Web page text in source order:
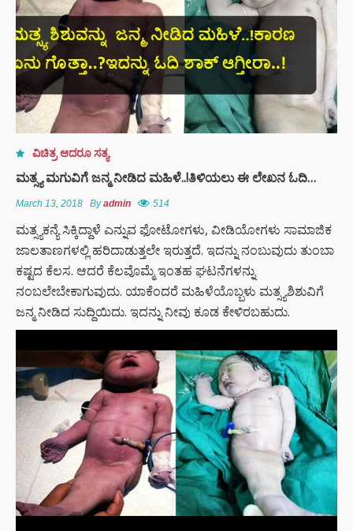
ವಿಚಿತ್ರ ಆದರೂ ಸತ್ಯ
ಮತ್ಸ್ಯ ಮಗುವಿಗೆ ಜನ್ಮ ನೀಡಿದ ಮಹಿಳೆ..!ತಿಳಿಯಲು ಈ ಲೇಖನ ಓದಿ…
March 13, 2018 Byadmin 514
ಮತ್ಸ್ಯಕನ್ಯೆ ಸಿಕ್ಕಿದ್ದಾಳೆ ಎನ್ನುವ ಫೋಟೋಗಳು, ವೀಡಿಯೋಗಳು ಸಾಮಾಜಿಕ
ಜಾಲತಾಣಗಳಲ್ಲಿ ಹರಿದಾಡುತ್ತಲೇ ಇರುತ್ತದೆ. ಇದನ್ನು ನಂಬುವುದು ತುಂಬಾ
ಕಷ್ಟದ ಕೆಲಸ. ಆದರೆ ಕೆಲವೊಮ್ಮೆ ಇಂತಹ ಘಟನೆಗಳನ್ನು
ನಂಬಲೇಬೇಕಾಗುವುದು. ಯಾಕೆಂದರೆ ಮಹಿಳೆಯೊಬ್ಬಳು ಮತ್ಸ್ಯಶಿಶುವಿಗೆ
ಜನ್ಮ ನೀಡಿದ ಸುದ್ದಿಯಿದು. ಇದನ್ನು ನೀವು ಕೂಡ ಕೇಳಿರಬಹುದು.